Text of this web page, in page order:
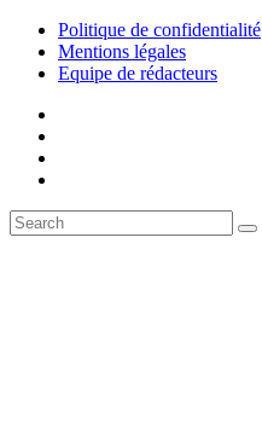
Politique de confidentialité
Mentions légales
Equipe de rédacteurs